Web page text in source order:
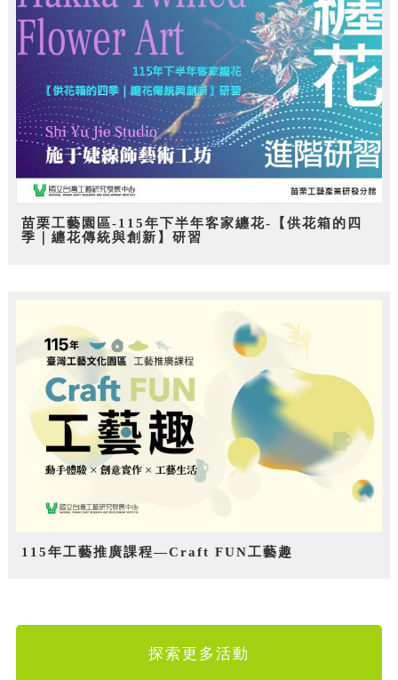
苗栗工藝園區-115年下半年客家纏花-【供花箱的四
季｜纏花傳統與創新】研習
115年工藝推廣課程—Craft FUN工藝趣
探索更多活動